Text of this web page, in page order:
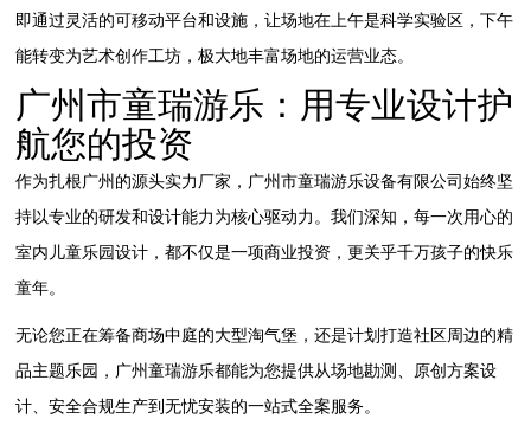
即通过灵活的可移动平台和设施，让场地在上午是科学实验区，下午
能转变为艺术创作工坊，极大地丰富场地的运营业态。
广州市童瑞游乐：用专业设计护
航您的投资
作为扎根广州的源头实力厂家， 广州市童瑞游乐设备有限公司始终坚
持以专业的研发和设计能力为核心驱动力。我们深知，每一次用心的
室内儿童乐园设计 ，都不仅是一项商业投资，更关乎千万孩子的快乐
童年。
无论您正在筹备商场中庭的大型淘气堡 ，还是计划打造社区周边的精
品主题乐园，广州童瑞游乐都能为您提供从场地勘测、原创方案设
计、安全合规生产到无忧安装的一站式全案服务。